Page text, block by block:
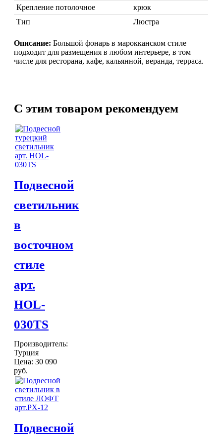
Торшеры Марокко
Светильники в хамам
Светильники потолочные
МЕБЕЛЬ
Столы и столики
Комоды и тумбы
Консоли
Шкафы
Ширмы
Спальня Марокко
Уход за мебелью
Крепление потолочное
крюк
Тип
Люстра
Описание: Большой фонарь в марокканском стиле
подходит для размещения в любом интерьере, в том
числе для ресторана, кафе, кальянной, веранда, терраса.
C этим товаром рекомендуем
Подвесной
светильник
в
восточном
стиле
арт.
НOL-
030TS
Производитель:
Турция
Цена: 30 090
руб.
Подвесной